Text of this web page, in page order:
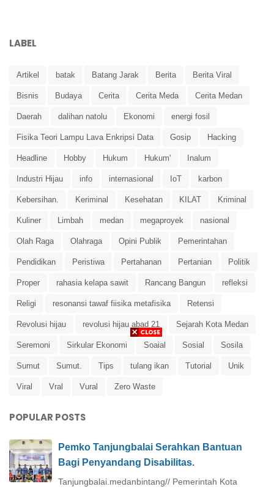
LABEL
Artikel batak Batang Jarak Berita Berita Viral
Bisnis Budaya Cerita Cerita Meda Cerita Medan
Daerah dalihan natolu Ekonomi energi fosil
Fisika Teori Lampu Lava Enkripsi Data Gosip Hacking
Headline Hobby Hukum Hukum' Inalum
Industri Hijau info internasional IoT karbon
Kebersihan. Keriminal Kesehatan KILAT Kriminal
Kuliner Limbah medan megaproyek nasional
Olah Raga Olahraga Opini Publik Pemerintahan
Pendidikan Peristiwa Pertahanan Pertanian Politik
Proper rahasia kelapa sawit Rancang Bangun refleksi
Religi resonansi tawaf fiisika metafisika Retensi
Revolusi hijau revolusi hijau abad 21 Sejarah Kota Medan
Seremoni Sirkular Ekonomi Soaial Sosial Sosila
Sumut Sumut. Tips tulang ikan Tutorial Unik
Viral Vral Vural Zero Waste
POPULAR POSTS
Pemko Tanjungbalai Serahkan Bantuan
Bagi Penyandang Disabilitas.
Tanjungbalai.medanbintang// Pemerintah Kota